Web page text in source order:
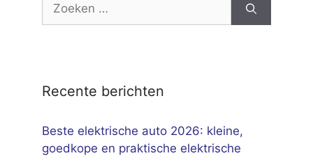
Recente berichten
Beste elektrische auto 2026: kleine,
goedkope en praktische elektrische